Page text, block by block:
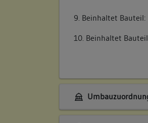
9. Beinhaltet Bauteil:
10. Beinhaltet